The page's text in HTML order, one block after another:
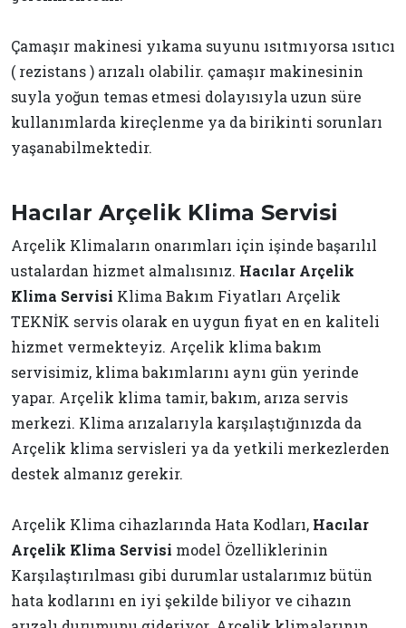
Çamaşır makinesi yıkama suyunu ısıtmıyorsa ısıtıcı
( rezistans ) arızalı olabilir. çamaşır makinesinin
suyla yoğun temas etmesi dolayısıyla uzun süre
kullanımlarda kireçlenme ya da birikinti sorunları
yaşanabilmektedir.
Hacılar Arçelik Klima Servisi
Arçelik Klimaların onarımları için işinde başarılıl
ustalardan hizmet almalısınız. Hacılar Arçelik
Klima Servisi Klima Bakım Fiyatları Arçelik
TEKNİK servis olarak en uygun fiyat en en kaliteli
hizmet vermekteyiz. Arçelik klima bakım
servisimiz, klima bakımlarını aynı gün yerinde
yapar. Arçelik klima tamir, bakım, arıza servis
merkezi. Klima arızalarıyla karşılaştığınızda da
Arçelik klima servisleri ya da yetkili merkezlerden
destek almanız gerekir.
Arçelik Klima cihazlarında Hata Kodları, Hacılar
Arçelik Klima Servisi model Özelliklerinin
Karşılaştırılması gibi durumlar ustalarımız bütün
hata kodlarını en iyi şekilde biliyor ve cihazın